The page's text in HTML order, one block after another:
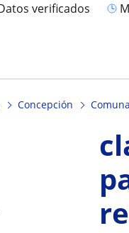
Datos verificados
Concepción